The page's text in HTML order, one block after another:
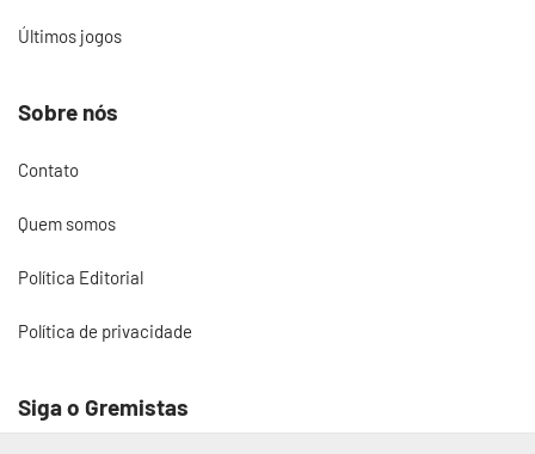
Últimos jogos
Sobre nós
Contato
Quem somos
Política Editorial
Política de privacidade
Siga o Gremistas